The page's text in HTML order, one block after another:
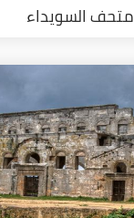
متحف السويداء